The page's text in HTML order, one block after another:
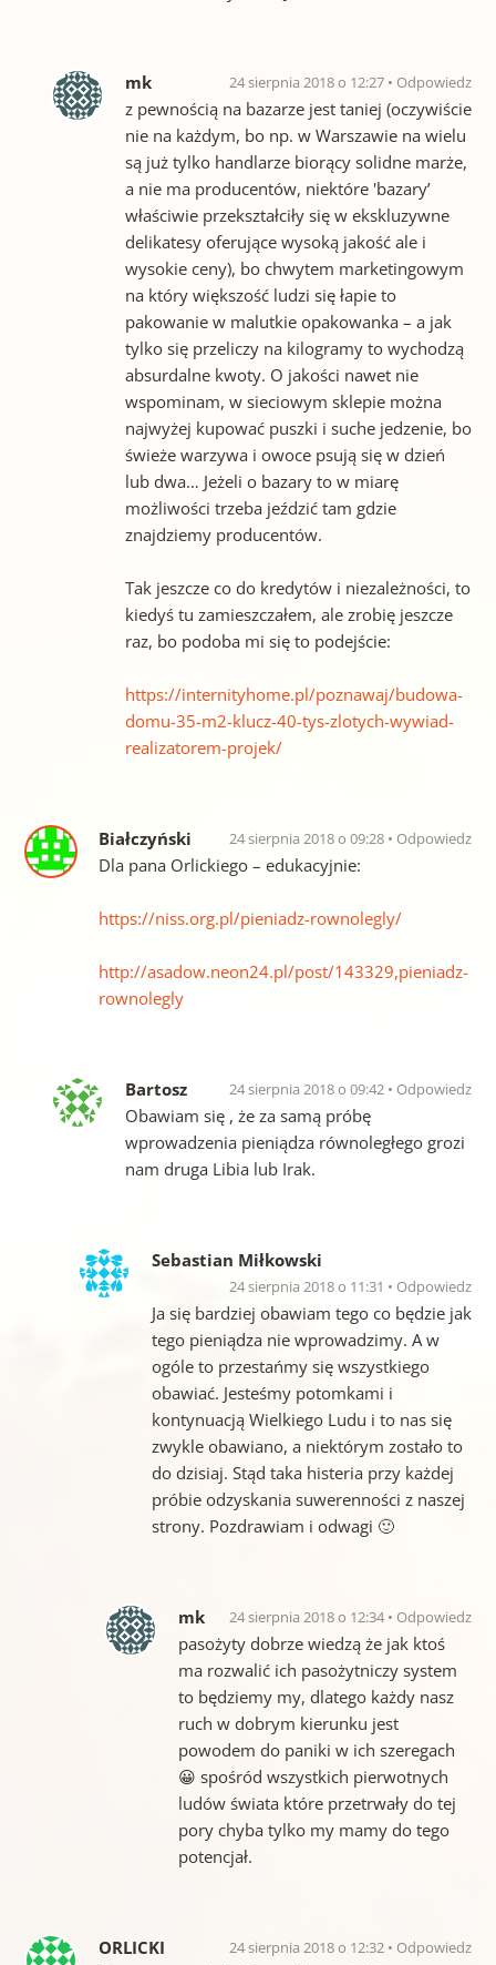
mk 24 sierpnia 2018 o 12:27 Odpowiedz
z pewnością na bazarze jest taniej (oczywiście
nie na każdym, bo np. w Warszawie na wielu
są już tylko handlarze biorący solidne marże,
a nie ma producentów, niektóre 'bazary’
właściwie przekształciły się w ekskluzywne
delikatesy oferujące wysoką jakość ale i
wysokie ceny), bo chwytem marketingowym
na który większość ludzi się łapie to
pakowanie w malutkie opakowanka – a jak
tylko się przeliczy na kilogramy to wychodzą
absurdalne kwoty. O jakości nawet nie
wspominam, w sieciowym sklepie można
najwyżej kupować puszki i suche jedzenie, bo
świeże warzywa i owoce psują się w dzień
lub dwa… Jeżeli o bazary to w miarę
możliwości trzeba jeździć tam gdzie
znajdziemy producentów.
Tak jeszcze co do kredytów i niezależności, to
kiedyś tu zamieszczałem, ale zrobię jeszcze
raz, bo podoba mi się to podejście:
https://internityhome.pl/poznawaj/budowa-
domu-35-m2-klucz-40-tys-zlotych-wywiad-
realizatorem-projek/
Białczyński 24 sierpnia 2018 o 09:28 Odpowiedz
Dla pana Orlickiego – edukacyjnie:
https://niss.org.pl/pieniadz-rownolegly/
http://asadow.neon24.pl/post/143329,pieniadz-
rownolegly
Bartosz 24 sierpnia 2018 o 09:42 Odpowiedz
Obawiam się , że za samą próbę
wprowadzenia pieniądza równoległego grozi
nam druga Libia lub Irak.
Sebastian Miłkowski
24 sierpnia 2018 o 11:31 Odpowiedz
Ja się bardziej obawiam tego co będzie jak
tego pieniądza nie wprowadzimy. A w
ogóle to przestańmy się wszystkiego
obawiać. Jesteśmy potomkami i
kontynuacją Wielkiego Ludu i to nas się
zwykle obawiano, a niektórym zostało to
do dzisiaj. Stąd taka histeria przy każdej
próbie odzyskania suwerenności z naszej
strony. Pozdrawiam i odwagi 🙂
mk 24 sierpnia 2018 o 12:34 Odpowiedz
pasożyty dobrze wiedzą że jak ktoś
ma rozwalić ich pasożytniczy system
to będziemy my, dlatego każdy nasz
ruch w dobrym kierunku jest
powodem do paniki w ich szeregach
😀 spośród wszystkich pierwotnych
ludów świata które przetrwały do tej
pory chyba tylko my mamy do tego
potencjał.
ORLICKI 24 sierpnia 2018 o 12:32 Odpowiedz